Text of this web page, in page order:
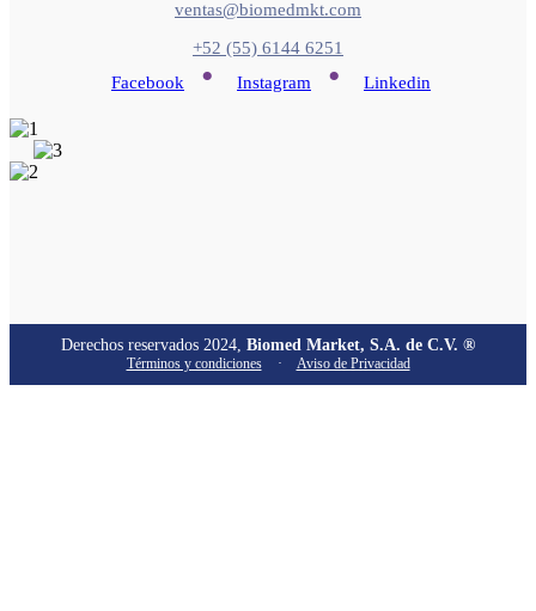
ventas@biomedmkt.com
+52 (55) 6144 6251
Facebook
• Instagram • Linkedin
Derechos reservados 2024, Biomed Market, S.A. de C.V. ®
Términos y condiciones · Aviso de Privacidad